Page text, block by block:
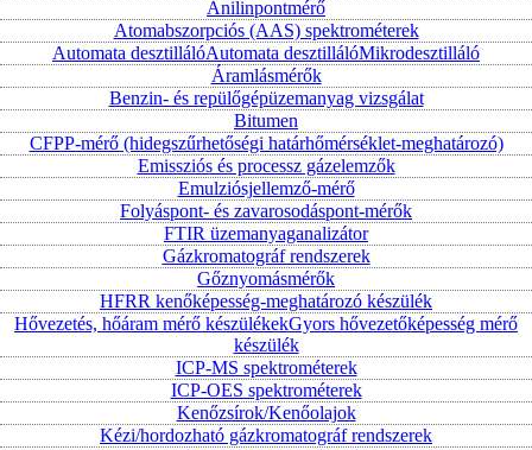
Anilinpontmérő
Atomabszorpciós (AAS) spektrométerek
Automata desztillálóAutomata desztillálóMikrodesztilláló
Áramlásmérők
Benzin- és repülőgépüzemanyag vizsgálat
Bitumen
CFPP-mérő (hidegszűrhetőségi határhőmérséklet-meghatározó)
Emissziós és processz gázelemzők
Emulziósjellemző-mérő
Folyáspont- és zavarosodáspont-mérők
FTIR üzemanyaganalizátor
Gázkromatográf rendszerek
Gőznyomásmérők
HFRR kenőképesség-meghatározó készülék
Hővezetés, hőáram mérő készülékekGyors hővezetőképesség mérő
készülék
ICP-MS spektrométerek
ICP-OES spektrométerek
Kenőzsírok/Kenőolajok
Kézi/hordozható gázkromatográf rendszerek